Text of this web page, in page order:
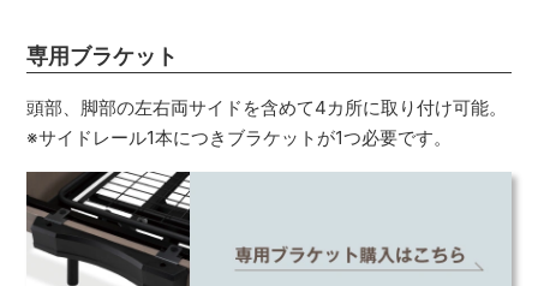
専用ブラケット
頭部、脚部の左右両サイドを含めて4カ所に取り付け可能。
※サイドレール1本につきブラケットが1つ必要です。